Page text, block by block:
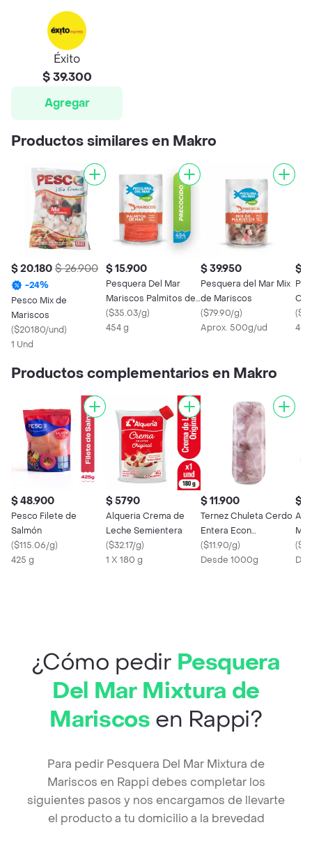
Éxito
$ 39.300
Agregar
Productos similares en Makro
$ 20.180 $ 26.900
-24%
Pesco Mix de
Mariscos
($20180/und)
1 Und
$ 15.900
Pesquera Del Mar
Mariscos Palmitos de
Mar
($35.03/g)
454 g
$ 39.950
Pesquera del Mar Mix
de Mariscos
($79.90/g)
Aprox. 500g/ud
$
(
Productos complementarios en Makro
$ 48.900
Pesco Filete de
Salmón
($115.06/g)
425 g
$ 5790
Alqueria Crema de
Leche Semientera
($32.17/g)
1 X 180 g
$ 11.900
Ternez Chuleta Cerdo
Entera Econ
Importado Congelado
($11.90/g)
Desde 1000g
$
Aro
(
¿Cómo pedir Pesquera
Del Mar Mixtura de
Mariscos en Rappi?
Para pedir Pesquera Del Mar Mixtura de
Mariscos en Rappi debes completar los
siguientes pasos y nos encargamos de llevarte
el producto a tu domicilio a la brevedad